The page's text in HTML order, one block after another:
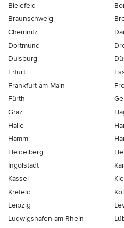
Bielefeld
Braunschweig
Chemnitz
Dortmund
Duisburg
Erfurt
Frankfurt am Main
Fürth
Graz
Halle
Hamm
Heidelberg
Ingolstadt
Kassel
Krefeld
Leipzig
Ludwigshafen-am-Rhein